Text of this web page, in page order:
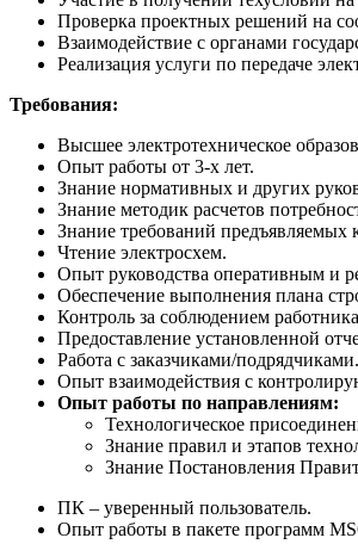
Проверка проектных решений на
Взаимодействие с органами
Реализация услуги по передаче
Требования:
Высшее электротехническое
Опыт работы от 3-х лет.
Знание нормативных и других
Знание методик расчетов
Знание требований предъявляемых
Чтение электросхем.
Опыт руководства оперативным и
Обеспечение выполнения плана
Контроль за соблюдением
Предоставление установленной
Работа с заказчиками/
Опыт взаимодействия с
Опыт работы по направлениям:
Технологическое
Знание правил и этапов
Знание Постановления
ПК – уверенный пользователь.
Опыт работы в пакете программ